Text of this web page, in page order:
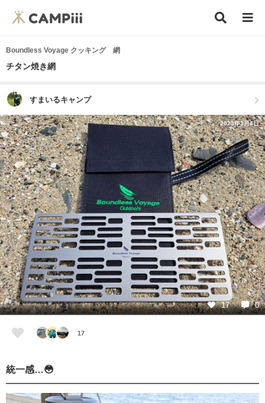
Boundless Voyage クッキング 網
チタン焼き網
すまいるキャンプ
2023年3月4日
17 0
17
統一感…😳